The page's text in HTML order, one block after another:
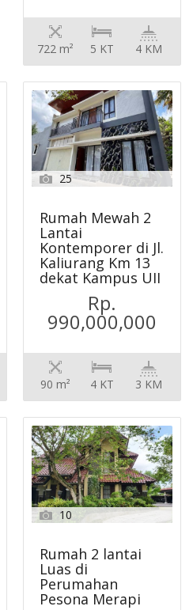
722 m² 5 KT 4 KM
25
Rumah Mewah 2
Lantai
Kontemporer di Jl.
Kaliurang Km 13
dekat Kampus UII
Rp.
990,000,000
90 m² 4 KT 3 KM
10
Rumah 2 lantai
Luas di
Perumahan
Pesona Merapi